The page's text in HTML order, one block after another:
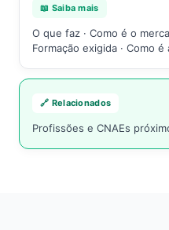
📖 Saiba mais
O que faz · Como é o
Formação exigida · Como é
🔗 Relacionados
Profissões e CNAEs